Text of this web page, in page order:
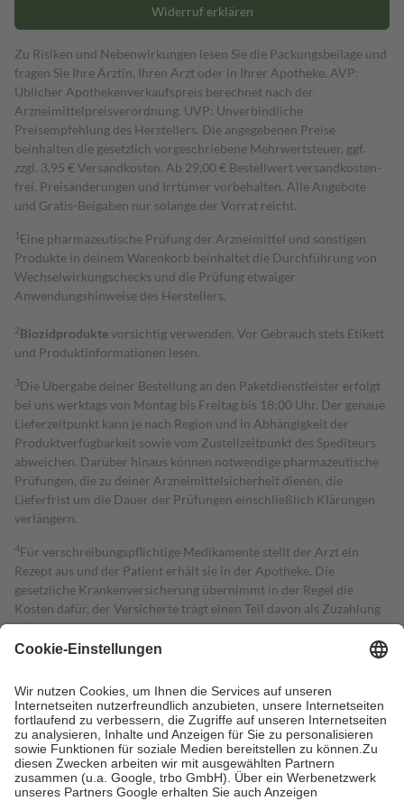
Widerruf erklären
Zu Risiken und Nebenwirkungen lesen Sie die Packungsbeilage und
fragen Sie Ihre Ärztin, Ihren Arzt oder in Ihrer Apotheke. AVP:
Üblicher Apothekenverkaufspreis berechnet nach der
Arzneimittelpreisverordnung. UVP: Unverbindliche
Preisempfehlung des Herstellers. Die angegebenen Preise
beinhalten die gesetzlich vorgeschriebene Mehrwertsteuer, ggf.
zzgl. 3,95 € Versandkosten. Ab 29,00 € Bestell­wert versand­kosten­
frei. Preisänderungen und Irrtümer vorbehalten. Alle Angebote
und Gratis-Beigaben nur solange der Vorrat reicht.
1 Eine pharmazeutische Prüfung der Arzneimittel und sonstigen
Produkte in deinem Warenkorb beinhaltet die Durchführung von
Wechselwirkungschecks und die Prüfung etwaiger
Anwendungshinweise des Herstellers.
2Biozidproduktevorsichtig verwenden. Vor Gebrauch stets Etikett
und Produktinformationen lesen.
3Die Übergabe deiner Bestellung an den Paketdienstleister erfolgt
bei uns werktags von Montag bis Freitag bis 18:00 Uhr. Der genaue
Lieferzeitpunkt kann je nach Region und in Abhängigkeit der
Produktverfügbarkeit sowie vom Zustellzeitpunkt des Spediteurs
abweichen. Darüber hinaus können notwendige pharmazeutische
Prüfungen, die zu deiner Arzneimittelsicherheit dienen, die
Lieferfrist um die Dauer der Prüfungen einschließlich Klärungen
verlängern.
4Für verschreibungspflichtige Medikamente stellt der Arzt ein
Rezept aus und der Patient erhält sie in der Apotheke. Die
gesetzliche Krankenversicherung übernimmt in der Regel die
Kosten dafür, der Versicherte trägt einen Teil davon als Zuzahlung
mit.
Grundsätzlich leisten Mitglieder Zuzahlungen in Höhe von zehn
höchstens zehn Euro.
Es sind jedoch nie mehr als die tatsächlichen
Kosten der Leistung zu entrichten.
Diese Regeln gelten grundsätzlich auch für Online-Apotheken.
Bei Heilmitteln und häuslicher Krankenpflege beträgt die
Zuzahlung zehn Prozent der Kosten sowie zehn Euro je
Verordnung.
Um das Engagement der Versicherten für ihre eigene Gesundheit zu